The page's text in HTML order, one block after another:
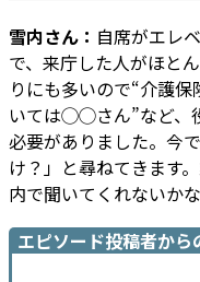
雪内さん： 自席がエレ
で、来庁した人がほと
りにも多いので“介護
いては◯◯さん”など、
必要がありました。今
け？」と尋ねてきます
内で聞いてくれないか
エピソード投稿者から